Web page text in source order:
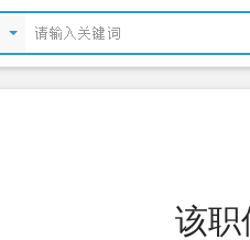
该职